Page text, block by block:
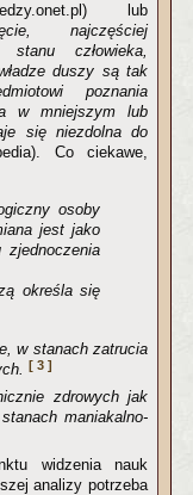
lub
najczęściej
człowieka,
duszy są tak
poznania
w mniejszym lub
się niezdolna do
Co ciekawe,
osoby
jest jako
określa się
w stanach zatrucia
[ 3 ]
zdrowych jak
maniakalno-
widzenia nauk
analizy potrzeba